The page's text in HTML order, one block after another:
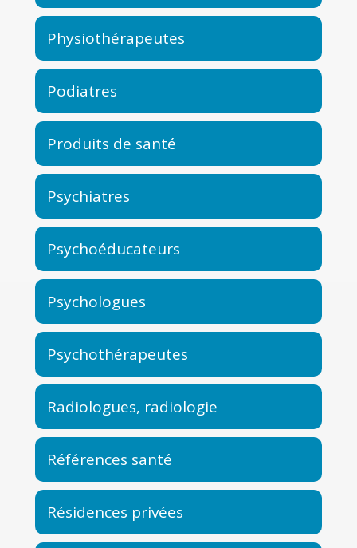
Physiothérapeutes
Podiatres
Produits de santé
Psychiatres
Psychoéducateurs
Psychologues
Psychothérapeutes
Radiologues, radiologie
Références santé
Résidences privées